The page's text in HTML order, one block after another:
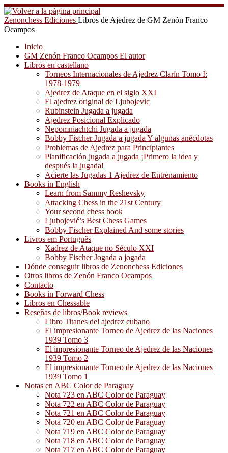
Saltar
al
contenido
Zenonchess Ediciones Libros de Ajedrez de GM Zenón Franco
Ocampos
Inicio
GM Zenón Franco Ocampos El autor
Libros en castellano
Torneos Internacionales de Ajedrez Clarín Tomo I:
1978-1979
Ajedrez de Ataque en el siglo XXI
El ajedrez original de Ljubojevic
Rubinstein Jugada a jugada
Ajedrez Posicional Explicado
Nepomniachtchi Jugada a jugada
Bobby Fischer Jugada a jugada Y algunas anécdotas
Problemas de Ajedrez para Principiantes
Planificación jugada a jugada ¡Primero la idea y
después la jugada!
Acierte las Jugadas 1 Ajedrez de Entrenamiento
Books in English
Learn from Sammy Reshevsky
Attacking Chess in the 21st Century
Your second chess book
Ljubojević’s Best Chess Games
Bobby Fischer Explained And some stories
Livros em Português
Xadrez de Ataque no Século XXI
Bobby Fischer Jogada a jogada
Dónde conseguir libros de Zenonchess Ediciones
Otros libros de Zenón Franco Ocampos
Contacto
Books in Forward Chess
Libros en Chessable
Reseñas de libros/Book reviews
Libro Titanes del ajedrez cubano
El impresionante Torneo de Ajedrez de las Naciones
1939 Tomo 3
El impresionante Torneo de Ajedrez de las Naciones
1939 Tomo 2
El impresionante Torneo de Ajedrez de las Naciones
1939 Tomo 1
Notas en ABC Color de Paraguay
Nota 723 en ABC Color de Paraguay
Nota 722 en ABC Color de Paraguay
Nota 721 en ABC Color de Paraguay
Nota 720 en ABC Color de Paraguay
Nota 719 en ABC Color de Paraguay
Nota 718 en ABC Color de Paraguay
Nota 717 en ABC Color de Paraguay